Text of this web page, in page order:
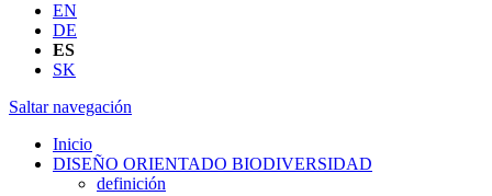
EN
DE
ES
SK
Saltar navegación
Inicio
DISEÑO ORIENTADO BIODIVERSIDAD
definición